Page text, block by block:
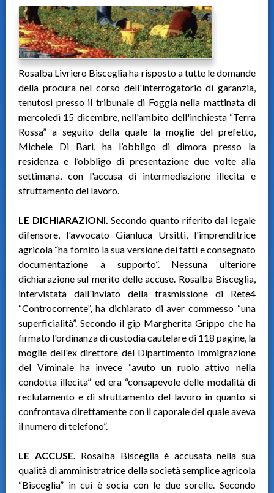
Rosalba Livriero Bisceglia ha risposto a tutte le domande
della procura nel corso dell'interrogatorio di garanzia,
tenutosi presso il tribunale di Foggia nella mattinata di
mercoledì 15 dicembre, nell'ambito dell'inchiesta “Terra
Rossa” a seguito della quale la moglie del prefetto,
Michele Di Bari, ha l’obbligo di dimora presso la
residenza e l’obbligo di presentazione due volte alla
settimana, con l'accusa di intermediazione illecita e
sfruttamento del lavoro.
LE DICHIARAZIONI. Secondo quanto riferito dal legale
difensore, l'avvocato Gianluca Ursitti, l'imprenditrice
agricola “ha fornito la sua versione dei fatti e consegnato
documentazione a supporto”. Nessuna ulteriore
dichiarazione sul merito delle accuse. Rosalba Bisceglia,
intervistata dall'inviato della trasmissione di Rete4
“Controcorrente”, ha dichiarato di aver commesso “una
superficialità”. Secondo il gip Margherita Grippo che ha
firmato l'ordinanza di custodia cautelare di 118 pagine, la
moglie dell'ex direttore del Dipartimento Immigrazione
del Viminale ha invece “avuto un ruolo attivo nella
condotta illecita” ed era “consapevole delle modalità di
reclutamento e di sfruttamento del lavoro in quanto si
confrontava direttamente con il caporale del quale aveva
il numero di telefono”.
LE ACCUSE. Rosalba Bisceglia è accusata nella sua
qualità di amministratrice della società semplice agricola
“Bisceglia” in cui è socia con le due sorelle. Secondo